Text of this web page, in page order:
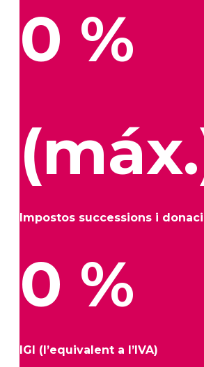
0 %
Impostos successions i
0 %
IGI (l’equivalent a l’IVA)